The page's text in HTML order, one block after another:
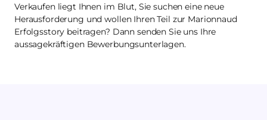
Verkaufen liegt Ihnen im Blut, Sie suchen eine neue
Herausforderung und wollen Ihren Teil zur Marionnaud
Erfolgsstory beitragen? Dann senden Sie uns Ihre
aussagekräftigen Bewerbungsunterlagen.